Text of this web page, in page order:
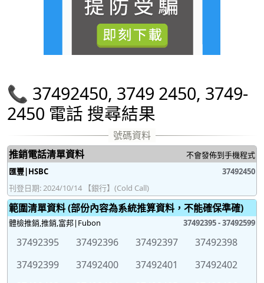
📞 37492450, 3749 2450, 3749-
2450 電話 搜尋結果
推銷電話清單資料
不會發佈到手機程式
匯豐|HSBC
37492450
刊登日期: 2024/10/14 【銀行】(Cold Call)
範圍清單資料 (部份內容為系統推算資料，不能確保準確)
體檢推銷,推銷,富邦|Fubon 37492395 - 37492599
37492395 37492396 37492397
37492398
37492399
37492400 37492401
37492402